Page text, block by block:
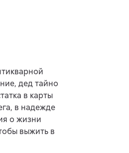
дед тайно
в карты
в надежде
о жизни
выжить в